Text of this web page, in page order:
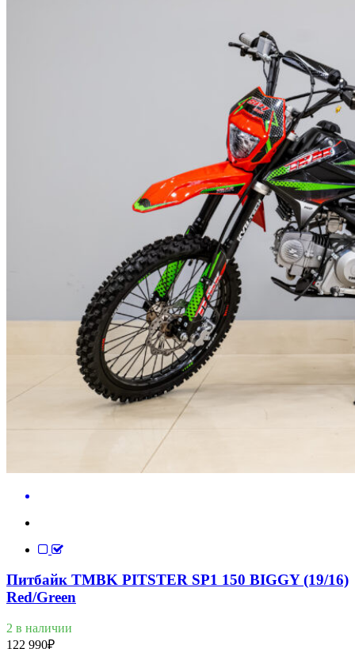
Питбайк TMBK PITSTER SP1 150 BIGGY (19/16)
Red/Green
2 в наличии
122 990₽